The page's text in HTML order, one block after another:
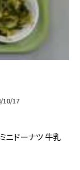
10/17
ニドーナツ 牛乳